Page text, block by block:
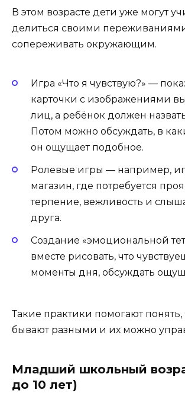
В этом возрасте дети уже могут
делиться своими
сопереживать окружающим.
Игра «Что я чувствую?» —
карточки с изображениями
лиц, а ребёнок должен
Потом можно обсуждать, в
он ощущает подобное.
Ролевые игры — например,
магазин, где потребуется
терпение, вежливость и
друга.
Создание «эмоциональной
вместе рисовать, что
моменты дня, обсуждать
Такие практики помогают понять,
бывают разными и их можно
Младший школьный
до 10 лет)